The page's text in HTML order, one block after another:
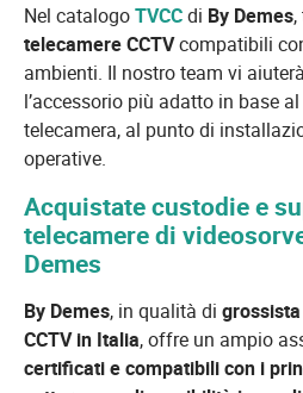
Nel catalogoTVCCdi By Demes
telecamere CCTVcompatibili
ambienti. Il nostro team vi
l’accessorio più adatto in base
telecamera, al punto di
operative.
Acquistate custodie e
telecamere di
Demes
By Demes, in qualità di
CCTV in Italia, offre un ampio
certificati e compatibili con i